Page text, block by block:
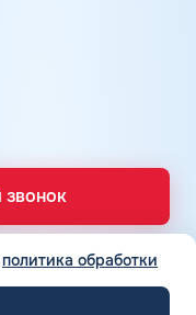
звонок
политика обработки